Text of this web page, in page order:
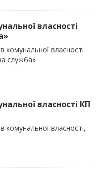
власності
комунальної власності
служба»
власності КП
комунальної власності,